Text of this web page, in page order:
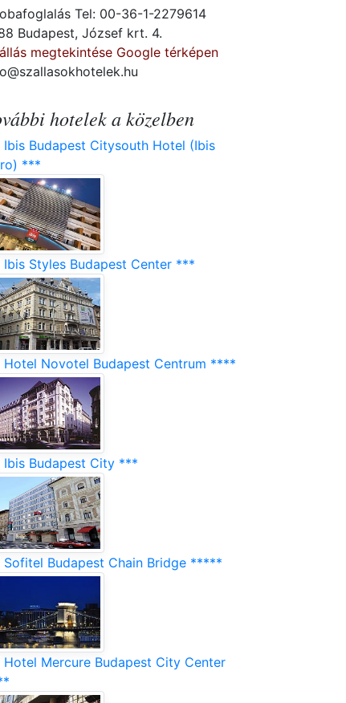
Tel: 00-36-1-2279614
Budapest, József krt. 4.
megtekintése Google térképen
hotelek a közelben
Budapest Citysouth Hotel (Ibis
***
Styles Budapest Center ***
Novotel Budapest Centrum ****
Budapest City ***
Budapest Chain Bridge *****
Mercure Budapest City Center